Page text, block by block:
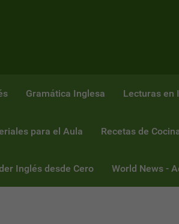
Gramática Inglesa Lecturas en
para el Aula Recetas de
Inglés desde Cero World News -